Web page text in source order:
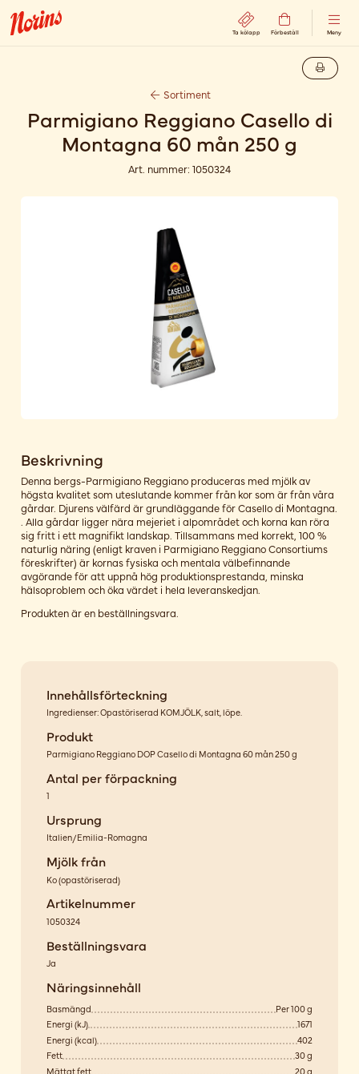
Ta kölapp Förbeställ Meny
Sortiment
Parmigiano Reggiano Casello di
Montagna 60 mån 250 g
Art. nummer: 1050324
Beskrivning
Denna bergs-Parmigiano Reggiano produceras med mjölk av
högsta kvalitet som uteslutande kommer från kor som är från våra
gårdar. Djurens välfärd är grundläggande för Casello di Montagna.
. Alla gårdar ligger nära mejeriet i alpområdet och korna kan röra
sig fritt i ett magnifikt landskap. Tillsammans med korrekt, 100 %
naturlig näring (enligt kraven i Parmigiano Reggiano Consortiums
föreskrifter) är kornas fysiska och mentala välbefinnande
avgörande för att uppnå hög produktionsprestanda, minska
hälsoproblem och öka värdet i hela leveranskedjan.
Produkten är en beställningsvara.
Innehållsförteckning
Ingredienser: Opastöriserad KOMJÖLK, salt, löpe.
Produkt
Parmigiano Reggiano DOP Casello di Montagna 60 mån 250 g
Antal per förpackning
1
Ursprung
Italien/Emilia-Romagna
Mjölk från
Ko(opastöriserad)
Artikelnummer
1050324
Beställningsvara
Ja
Näringsinnehåll
Basmängd
Per 100 g
Energi (kJ)
1671
Energi (kcal)
402
Fett
30 g
Mättat fett
20 g